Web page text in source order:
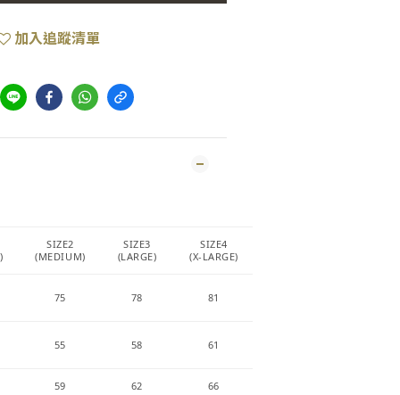
加入追蹤清單
SIZE2
(MEDIUM)
SIZE3
(LARGE)
SIZE4
(X-LARGE)
75 78 81
55 58 61
59 62 66